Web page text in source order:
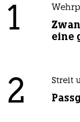
1
eine
2 Streit